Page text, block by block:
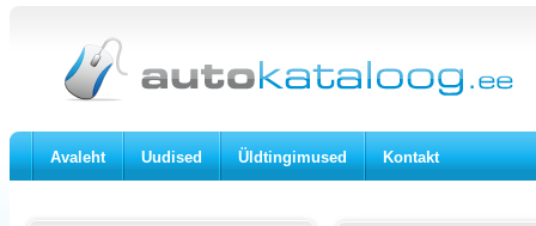
Avaleht Uudised Üldtingimused Kontakt